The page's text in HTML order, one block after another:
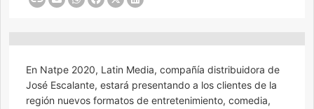
En Natpe 2020, Latin Media, compañía distribuidora de
José Escalante, estará presentando a los clientes de la
región nuevos formatos de entretenimiento, comedia,